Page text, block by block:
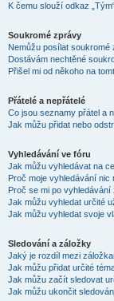
K čemu slouží odkaz
Soukromé zprávy
Nemůžu posílat soukromé
Dostávám nechtěné
Přišel mi od někoho na
Přátelé a nepřátelé
Co jsou seznamy přátel a
Jak můžu přidat nebo
Vyhledávání ve fóru
Jak můžu vyhledávat na
Proč moje vyhledávání nic
Proč se mi po
Jak můžu vyhledat určité
Jak můžu vyhledat svoje
Sledování a záložky
Jaký je rozdíl mezi
Jak můžu přidat určité
Jak můžu začít sledovat
Jak můžu ukončit